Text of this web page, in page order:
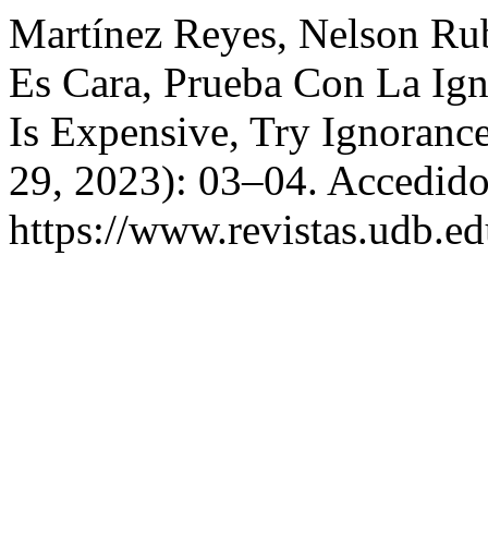
Martínez Reyes, Nelson
Es Cara, Prueba Con La
Is Expensive, Try
29, 2023): 03–04.
https://